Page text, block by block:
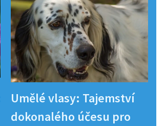
Umělé vlasy: Tajemství
dokonalého účesu pro